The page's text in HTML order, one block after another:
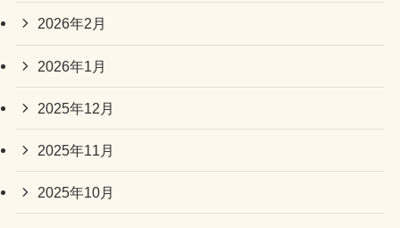
2026年2月
2026年1月
2025年12月
2025年11月
2025年10月